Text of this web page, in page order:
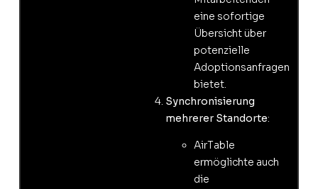
eine sofortige
Übersicht über
potenzielle
Adoptionsanfragen
bietet.
Synchronisierung
mehrerer Standorte:
AirTable
ermöglichte auch
die